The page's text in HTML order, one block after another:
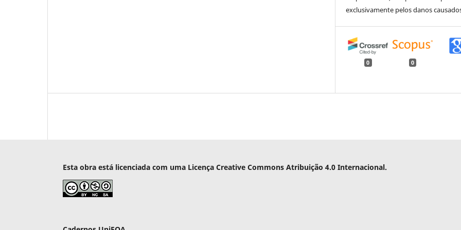
exclusivamente pelos danos
0 0
Esta obra está licenciada com uma Licença Creative Commons Atribuição 4.0 Internacional.